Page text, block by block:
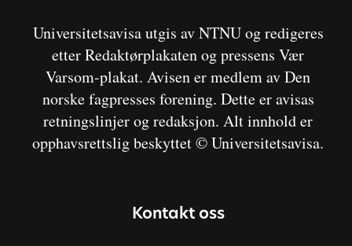
Universitetsavisa utgis av NTNU og redigeres
etter Redaktørplakaten og pressens Vær
Varsom-plakat. Avisen er medlem av Den
norske fagpresses forening. Dette er avisas
retningslinjer og redaksjon. Alt innhold er
opphavsrettslig beskyttet © Universitetsavisa.
Kontakt oss